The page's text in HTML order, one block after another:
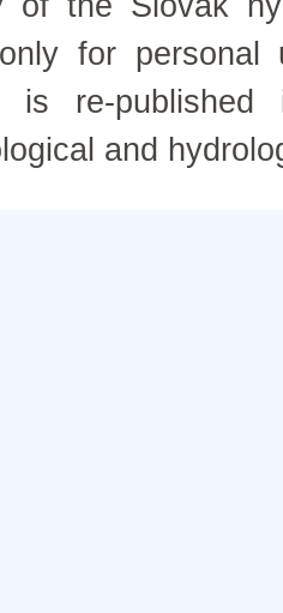
for personal
is re-
and